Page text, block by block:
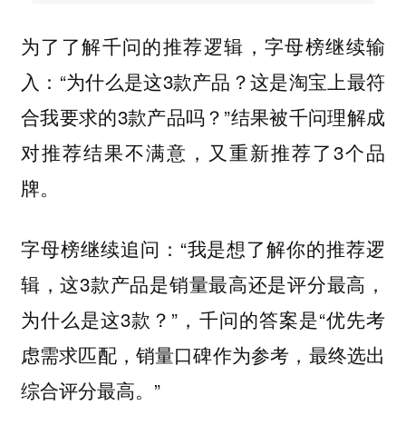
为了了解千问的推荐逻辑，字母榜继续输
入：“为什么是这3款产品？这是淘宝上最符
合我要求的3款产品吗？”结果被千问理解成
对推荐结果不满意，又重新推荐了3个品
牌。
字母榜继续追问：“我是想了解你的推荐逻
辑，这3款产品是销量最高还是评分最高，
为什么是这3款？”，千问的答案是“优先考
虑需求匹配，销量口碑作为参考，最终选出
综合评分最高。”